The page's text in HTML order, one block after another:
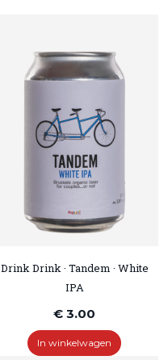
Drink Drink · Tandem · White
IPA
€ 3.00
In winkelwagen